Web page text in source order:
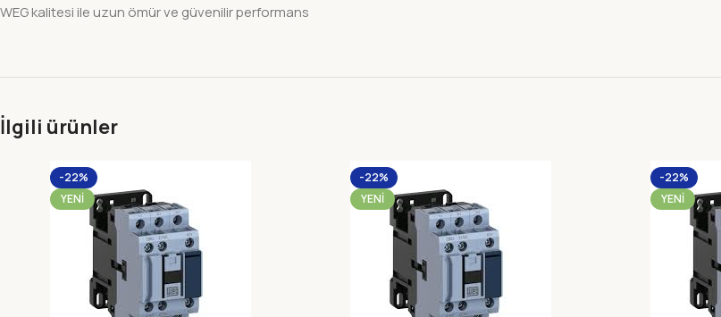
WEG kalitesi ile uzun ömür ve güvenilir performans
İlgili ürünler
-22%
YENI
-22%
YENI
-22%
YENI